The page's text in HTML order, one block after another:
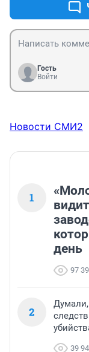
Гость
Войти
Новости СМИ2
1
день
97
2
39